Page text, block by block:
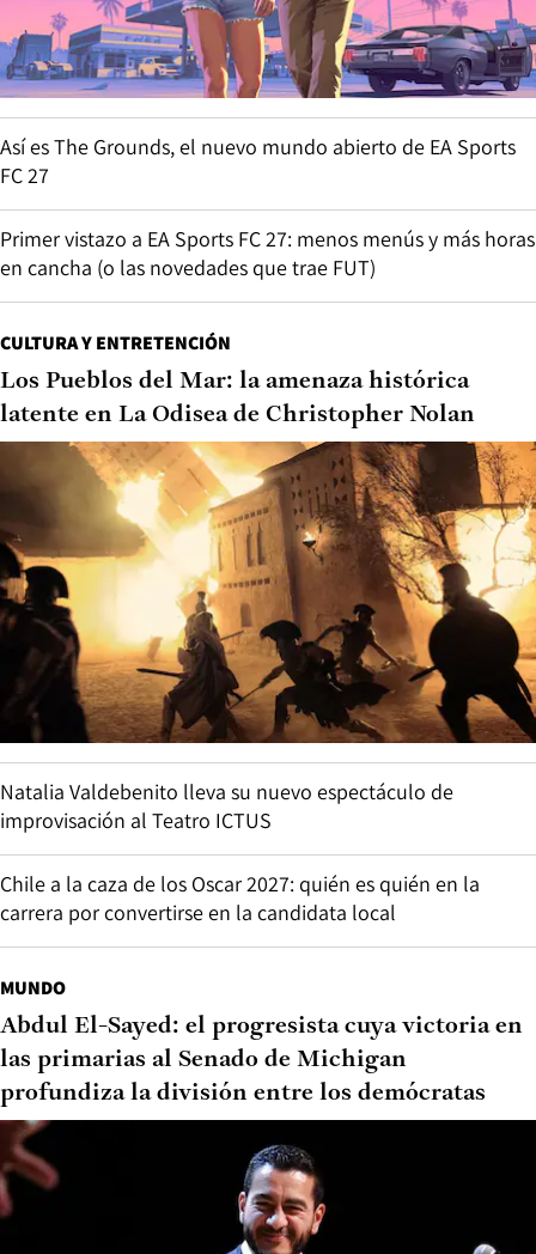
Así es The Grounds, el nuevo mundo abierto de EA Sports
FC 27
Primer vistazo a EA Sports FC 27: menos menús y más horas
en cancha (o las novedades que trae FUT)
CULTURA Y ENTRETENCIÓN
Los Pueblos del Mar: la amenaza histórica
latente en La Odisea de Christopher Nolan
Natalia Valdebenito lleva su nuevo espectáculo de
improvisación al Teatro ICTUS
Chile a la caza de los Oscar 2027: quién es quién en la
carrera por convertirse en la candidata local
MUNDO
Abdul El-Sayed: el progresista cuya victoria en
las primarias al Senado de Michigan
profundiza la división entre los demócratas